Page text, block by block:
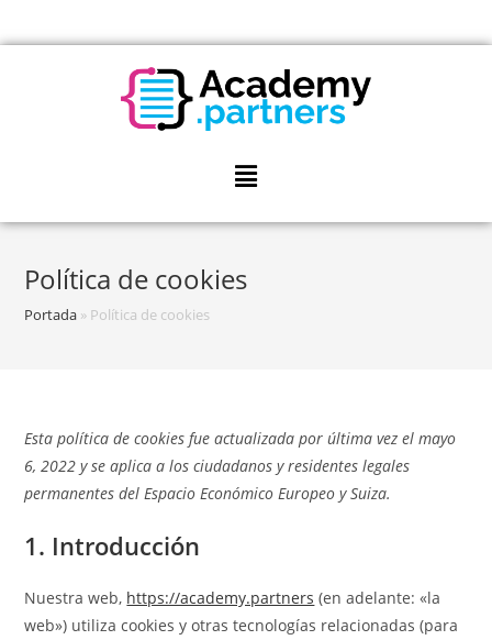
Política de cookies
Portada » Política de cookies
Esta política de cookies fue actualizada por última vez el mayo
6, 2022 y se aplica a los ciudadanos y residentes legales
permanentes del Espacio Económico Europeo y Suiza.
1. Introducción
Nuestra web, https://academy.partners (en adelante: «la
web») utiliza cookies y otras tecnologías relacionadas (para